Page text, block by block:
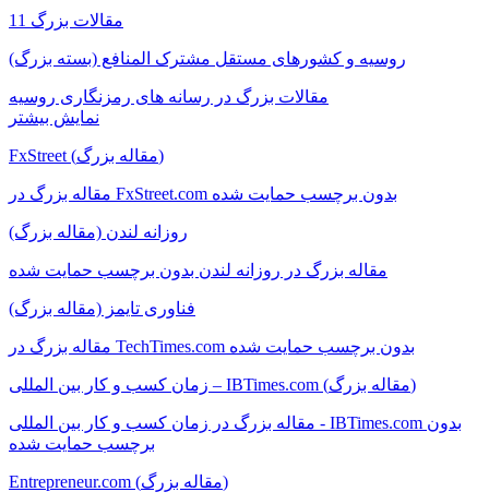
11 مقالات بزرگ
روسیه و کشورهای مستقل مشترک المنافع (بسته بزرگ)
مقالات بزرگ در رسانه های رمزنگاری روسیه
نمایش بیشتر
FxStreet (مقاله بزرگ)
مقاله بزرگ در FxStreet.com بدون برچسب حمایت شده
روزانه لندن (مقاله بزرگ)
مقاله بزرگ در روزانه لندن بدون برچسب حمایت شده
فناوری تایمز (مقاله بزرگ)
مقاله بزرگ در TechTimes.com بدون برچسب حمایت شده
زمان کسب و کار بین المللی – IBTimes.com (مقاله بزرگ)
مقاله بزرگ در زمان کسب و کار بین المللی - IBTimes.com بدون
برچسب حمایت شده
Entrepreneur.com (مقاله بزرگ)